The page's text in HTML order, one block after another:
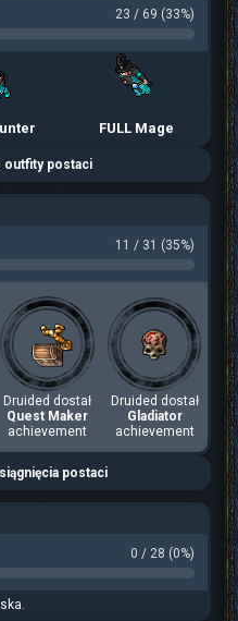
23 / 69 (33%)
FULL Mage
outfity postaci
11 / 31 (35%)
Druided dostał
Quest Maker
achievement
Druided dostał
Gladiator
achievement
postaci
0 / 28 (0%)